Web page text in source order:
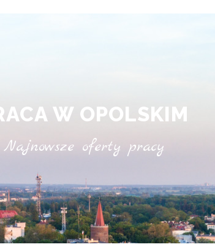
W OPOLSKIM
Najnowsze oferty pracy